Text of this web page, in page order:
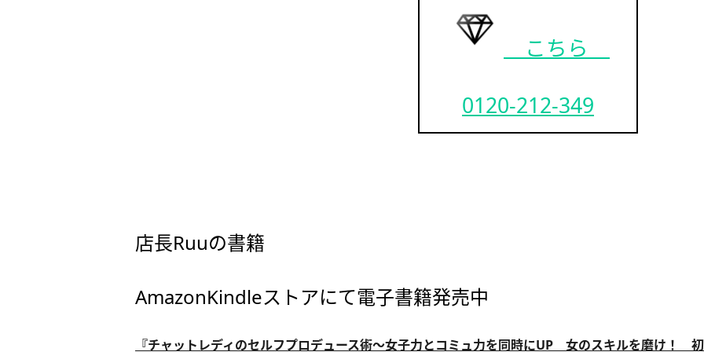
こちら
0120-212-349
店長Ruuの書籍
AmazonKindleストアにて電子書籍発売中
『チャットレディのセルフプロデュース術～女子力とコミュ力を同時にUP 女のスキルを磨け！